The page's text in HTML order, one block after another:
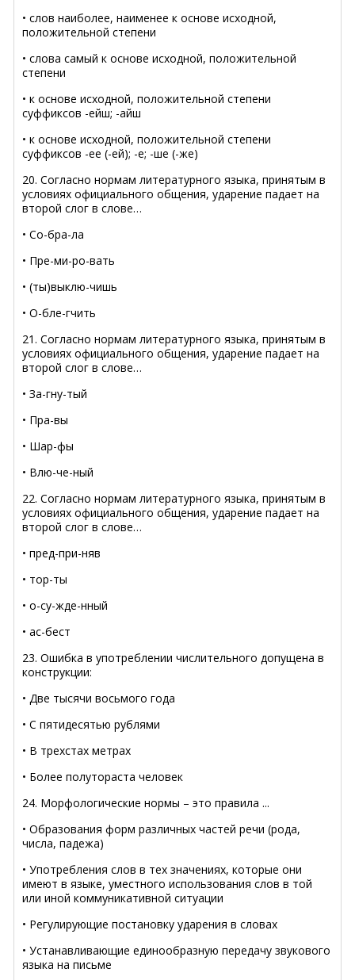
• слов наиболее, наименее к основе исходной,
положительной степени
• слова самый к основе исходной, положительной
степени
• к основе исходной, положительной степени
суффиксов -ейш; -айш
• к основе исходной, положительной степени
суффиксов -ее (-ей); -е; -ше (-же)
20. Согласно нормам литературного языка, принятым в
условиях официального общения, ударение падает на
второй слог в слове…
• Со-бра-ла
• Пре-ми-ро-вать
• (ты)выклю-чишь
• О-бле-гчить
21. Согласно нормам литературного языка, принятым в
условиях официального общения, ударение падает на
второй слог в слове…
• За-гну-тый
• Пра-вы
• Шар-фы
• Влю-че-ный
22. Согласно нормам литературного языка, принятым в
условиях официального общения, ударение падает на
второй слог в слове…
• пред-при-няв
• тор-ты
• о-су-жде-нный
• ас-бест
23. Ошибка в употреблении числительного допущена в
конструкции:
• Две тысячи восьмого года
• С пятидесятью рублями
• В трехстах метрах
• Более полутораста человек
24. Морфологические нормы – это правила ...
• Образования форм различных частей речи (рода,
числа, падежа)
• Употребления слов в тех значениях, которые они
имеют в языке, уместного использования слов в той
или иной коммуникативной ситуации
• Регулирующие постановку ударения в словах
• Устанавливающие единообразную передачу звукового
языка на письме